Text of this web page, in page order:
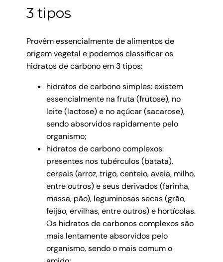
3 tipos
Provêm essencialmente de alimentos de
origem vegetal e podemos classificar os
hidratos de carbono em 3 tipos:
hidratos de carbono simples: existem
essencialmente na fruta (frutose), no
leite (lactose) e no açúcar (sacarose),
sendo absorvidos rapidamente pelo
organismo;
hidratos de carbono complexos:
presentes nos tubérculos (batata),
cereais (arroz, trigo, centeio, aveia, milho,
entre outros) e seus derivados (farinha,
massa, pão), leguminosas secas (grão,
feijão, ervilhas, entre outros) e hortícolas.
Os hidratos de carbonos complexos são
mais lentamente absorvidos pelo
organismo, sendo o mais comum o